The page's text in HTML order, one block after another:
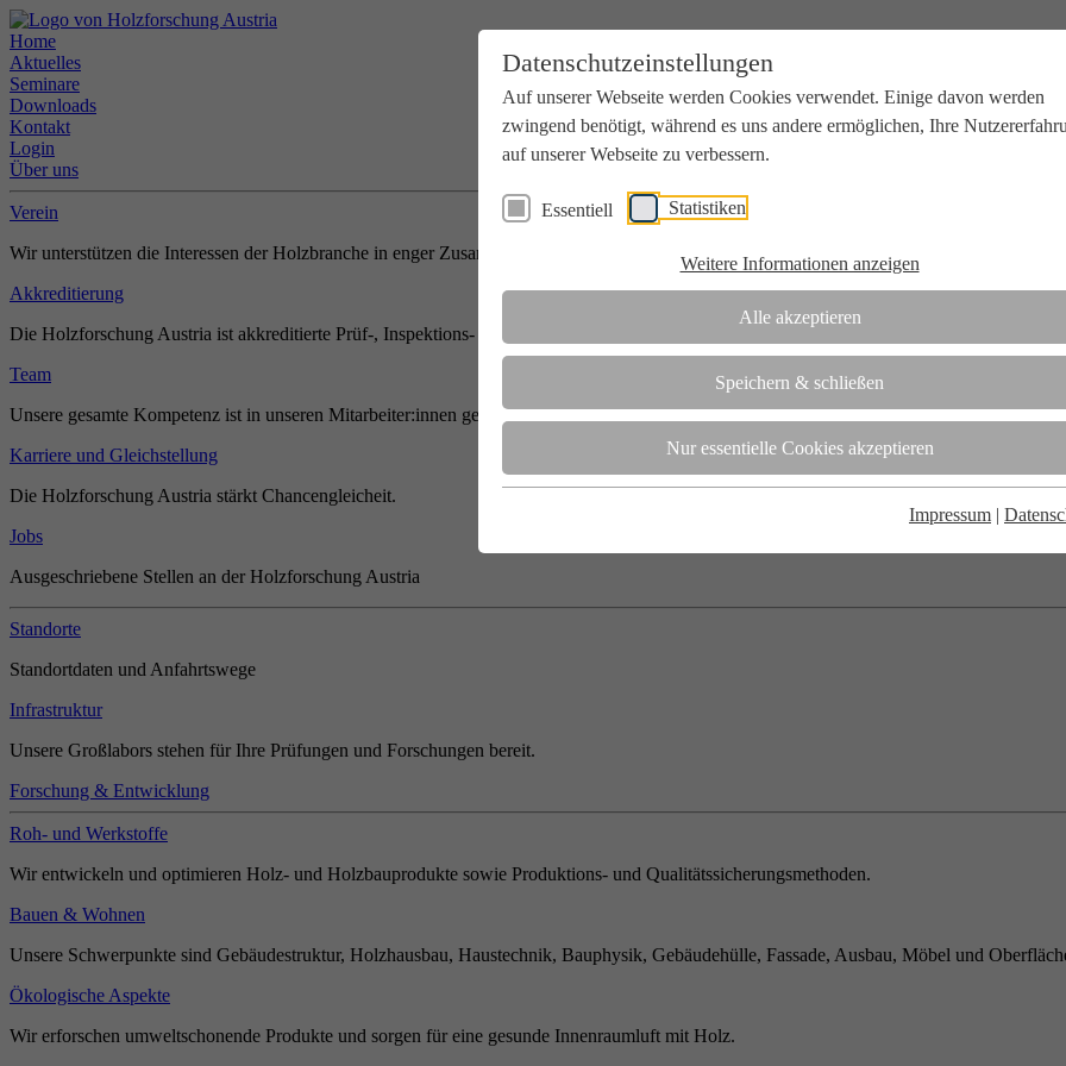
Datenschutzeinstellungen
Auf unserer Webseite werden Cookies verwendet. Einige davon werden
zwingend benötigt, während es uns andere ermöglichen, Ihre
auf unserer Webseite zu verbessern.
Essentiell Statistiken
Weitere Informationen anzeigen
Alle akzeptieren
Speichern & schließen
Nur essentielle Cookies akzeptieren
Impressum |
Home
Aktuelles
Seminare
Downloads
Kontakt
Login
Über uns
Verein
Wir unterstützen die Interessen der Holzbranche in enger Zusammenarbeit mit Wissenschaft und Wirtschaft.
Akkreditierung
Die Holzforschung Austria ist akkreditierte Prüf-, Inspektions- und Zertifizierungsstelle.
Team
Unsere gesamte Kompetenz ist in unseren Mitarbeiter:innen gebündelt
Karriere und Gleichstellung
Die Holzforschung Austria stärkt Chancengleicheit.
Jobs
Ausgeschriebene Stellen an der Holzforschung Austria
Standorte
Standortdaten und Anfahrtswege
Infrastruktur
Unsere Großlabors stehen für Ihre Prüfungen und Forschungen bereit.
Forschung & Entwicklung
Roh- und Werkstoffe
Wir entwickeln und optimieren Holz- und Holzbauprodukte sowie Produktions- und Qualitätssicherungsmethoden.
Bauen & Wohnen
Unsere Schwerpunkte sind Gebäudestruktur, Holzhausbau, Haustechnik, Bauphysik, Gebäudehülle, Fassade, Ausbau, Möbel und
Ökologische Aspekte
Wir erforschen umweltschonende Produkte und sorgen für eine gesunde Innenraumluft mit Holz.